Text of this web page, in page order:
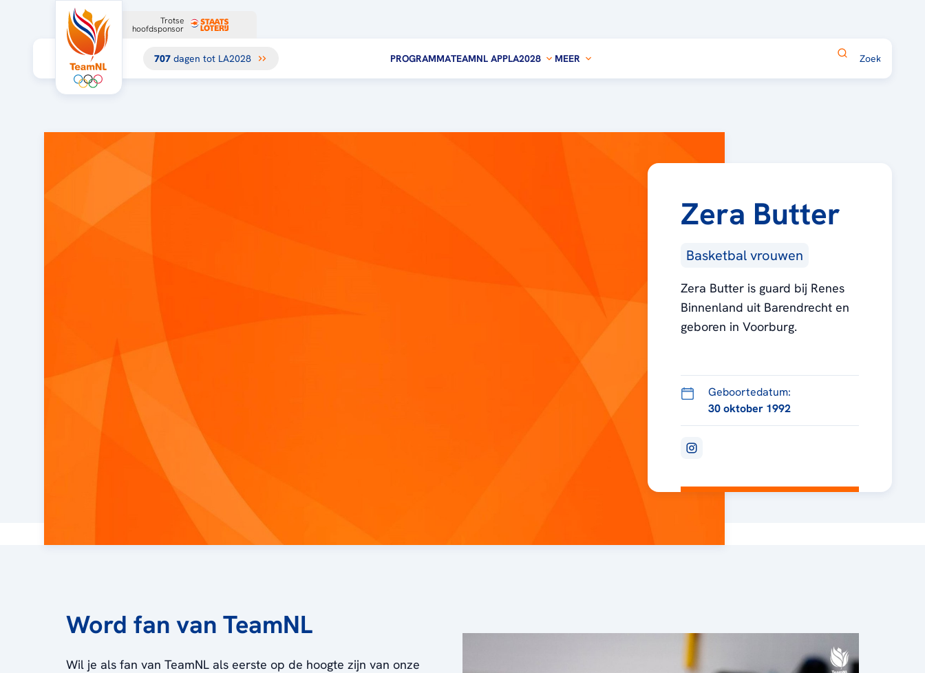
Trotse
hoofdsponsor
707 dagen tot LA2028 PROGRAMMATEAMNL APPLA2028 MEER
Zera Butter
Basketbal vrouwen
Zera Butter is guard bij Renes
Binnenland uit Barendrecht en
geboren in Voorburg.
Geboortedatum:
30 oktober 1992
Word fan van TeamNL
Wil je als fan van TeamNL als eerste op de hoogte zijn van onze